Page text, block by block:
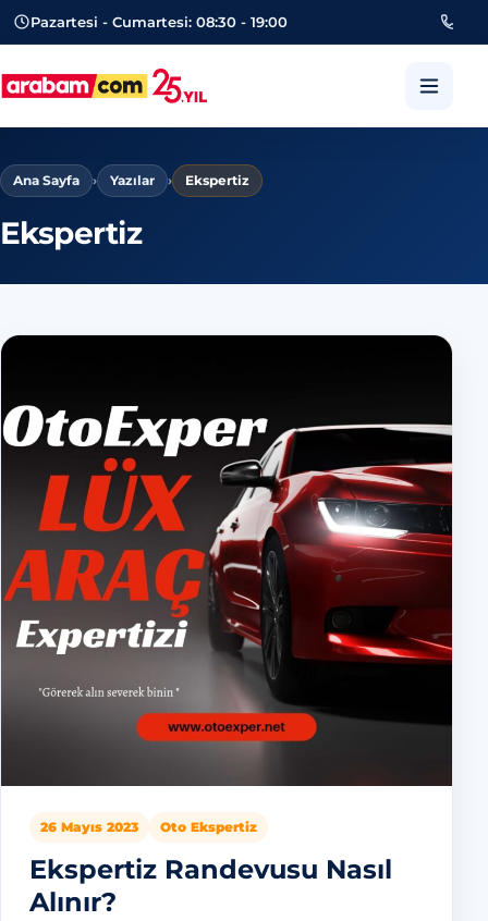
Pazartesi - Cumartesi: 08:30 - 19:00
arabam.com Güngören oto
Ana Sayfa › Yazılar › Ekspertiz
Ekspertiz
26 Mayıs 2023 Oto Ekspertiz
Ekspertiz Randevusu Nasıl
Alınır?